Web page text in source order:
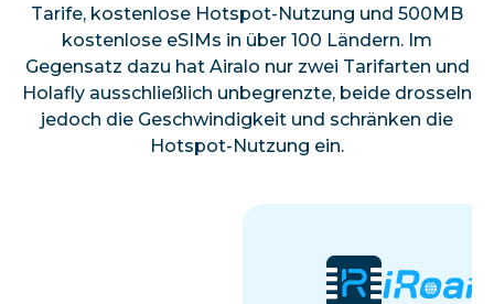
Tarife, kostenlose Hotspot-Nutzung und 500MB
kostenlose eSIMs in über 100 Ländern. Im
Gegensatz dazu hat Airalo nur zwei Tarifarten und
Holafly ausschließlich unbegrenzte, beide drosseln
jedoch die Geschwindigkeit und schränken die
Hotspot-Nutzung ein.